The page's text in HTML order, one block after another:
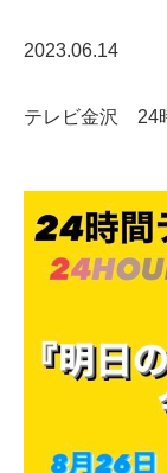
2023.06.14
テレビ金沢 24